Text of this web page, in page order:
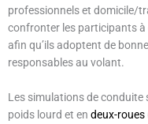
professionnels et domicile/
confronter les participants
afin qu’ils adoptent de
responsables au volant.
Les simulations de conduite
poids lourd et en deux-roues